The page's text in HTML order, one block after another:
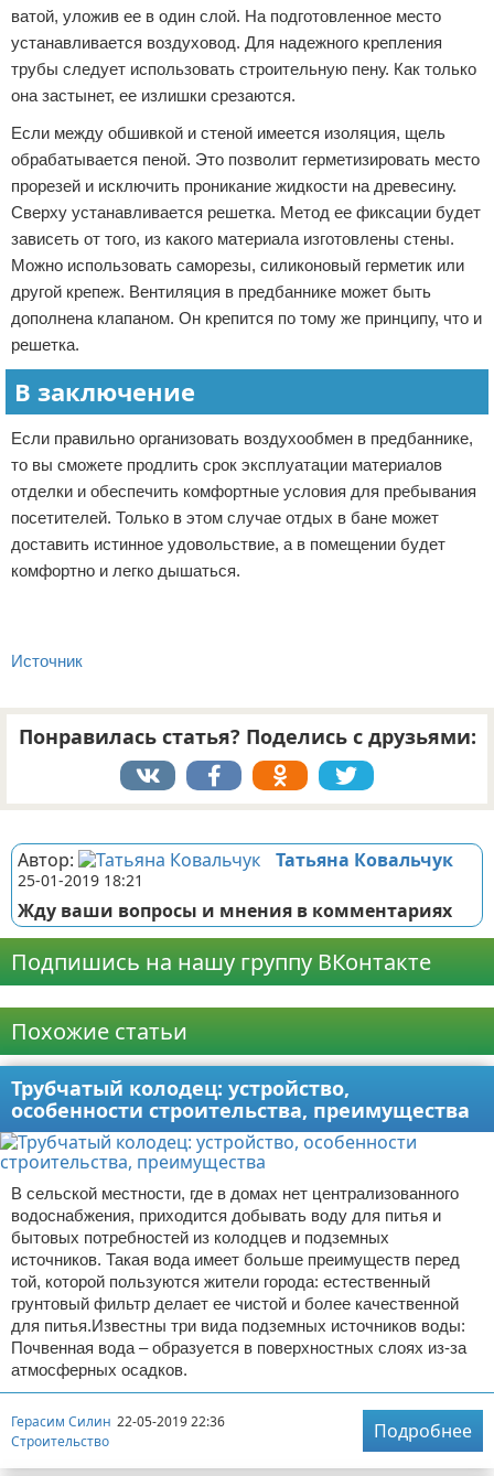
ватой, уложив ее в один слой. На подготовленное место
устанавливается воздуховод. Для надежного крепления
трубы следует использовать строительную пену. Как только
она застынет, ее излишки срезаются.
Если между обшивкой и стеной имеется изоляция, щель
обрабатывается пеной. Это позволит герметизировать место
прорезей и исключить проникание жидкости на древесину.
Сверху устанавливается решетка. Метод ее фиксации будет
зависеть от того, из какого материала изготовлены стены.
Можно использовать саморезы, силиконовый герметик или
другой крепеж. Вентиляция в предбаннике может быть
дополнена клапаном. Он крепится по тому же принципу, что и
решетка.
В заключение
Если правильно организовать воздухообмен в предбаннике,
то вы сможете продлить срок эксплуатации материалов
отделки и обеспечить комфортные условия для пребывания
посетителей. Только в этом случае отдых в бане может
доставить истинное удовольствие, а в помещении будет
комфортно и легко дышаться.
Источник
Понравилась статья? Поделись с друзьями:
Автор: Татьяна Ковальчук
25-01-2019 18:21
Жду ваши вопросы и мнения в комментариях
Подпишись на нашу группу ВКонтакте
Похожие статьи
Трубчатый колодец: устройство,
особенности строительства, преимущества
В сельской местности, где в домах нет централизованного
водоснабжения, приходится добывать воду для питья и
бытовых потребностей из колодцев и подземных
источников. Такая вода имеет больше преимуществ перед
той, которой пользуются жители города: естественный
грунтовый фильтр делает ее чистой и более качественной
для питья.Известны три вида подземных источников воды:
Почвенная вода – образуется в поверхностных слоях из-за
атмосферных осадков.
Герасим Силин 22-05-2019 22:36
Строительство
Подробнее